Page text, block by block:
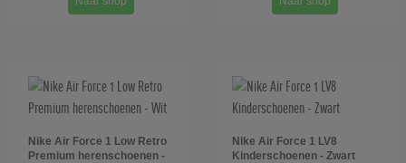
Nike Air Force 1 Low Retro
Premium herenschoenen -
Nike Air Force 1 LV8
Kinderschoenen - Zwart